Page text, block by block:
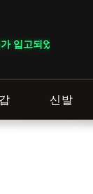
었습니다.
신발